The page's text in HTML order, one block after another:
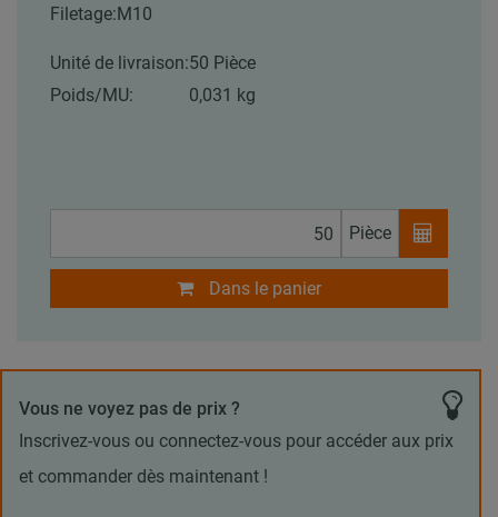
Filetage:M10
Unité de livraison:50 Pièce
Poids/MU:
0,031 kg
Pièce
Dans le panier
Vous ne voyez pas de prix ?
Inscrivez-vous ou connectez-vous pour accéder aux prix
et commander dès maintenant !